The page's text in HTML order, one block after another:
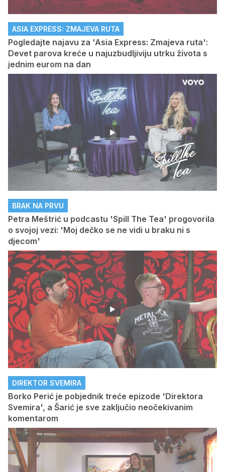
ASIA EXPRESS: ZMAJEVA RUTA
Pogledajte najavu za 'Asia Express: Zmajeva ruta':
Devet parova kreće u najuzbudljiviju utrku života s
jednim eurom na dan
BRAK NA PRVU
Petra Meštrić u podcastu 'Spill The Tea' progovorila
o svojoj vezi: 'Moj dečko se ne vidi u braku ni s
djecom'
DIREKTOR SVEMIRA
Borko Perić je pobjednik treće epizode 'Direktora
Svemira', a Šarić je sve zaključio neočekivanim
komentarom